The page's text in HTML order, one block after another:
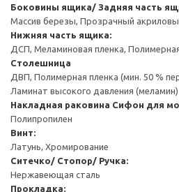
Боковины ящика/ Задняя часть
Массив березы, Прозрачный
Нижняя часть ящика:
ДСП, Меламиновая пленка,
Столешница
ДВП, Полимерная пленка (мин. 50 %
Ламинат высокого давления (меламин)
Накладная раковина Cифон для
Полипропилен
Винт:
Латунь, Хромирование
Ситечко/ Стопор/ Ручка:
Нержавеющая сталь
Прокладка: